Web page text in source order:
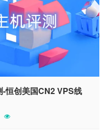
恒创美国CN2 VPS线